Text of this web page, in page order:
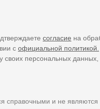
согласие на
с официальной политикой.
своих персональных
и не являются